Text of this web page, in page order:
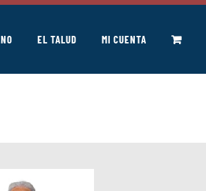
EL TALUD MI CUENTA